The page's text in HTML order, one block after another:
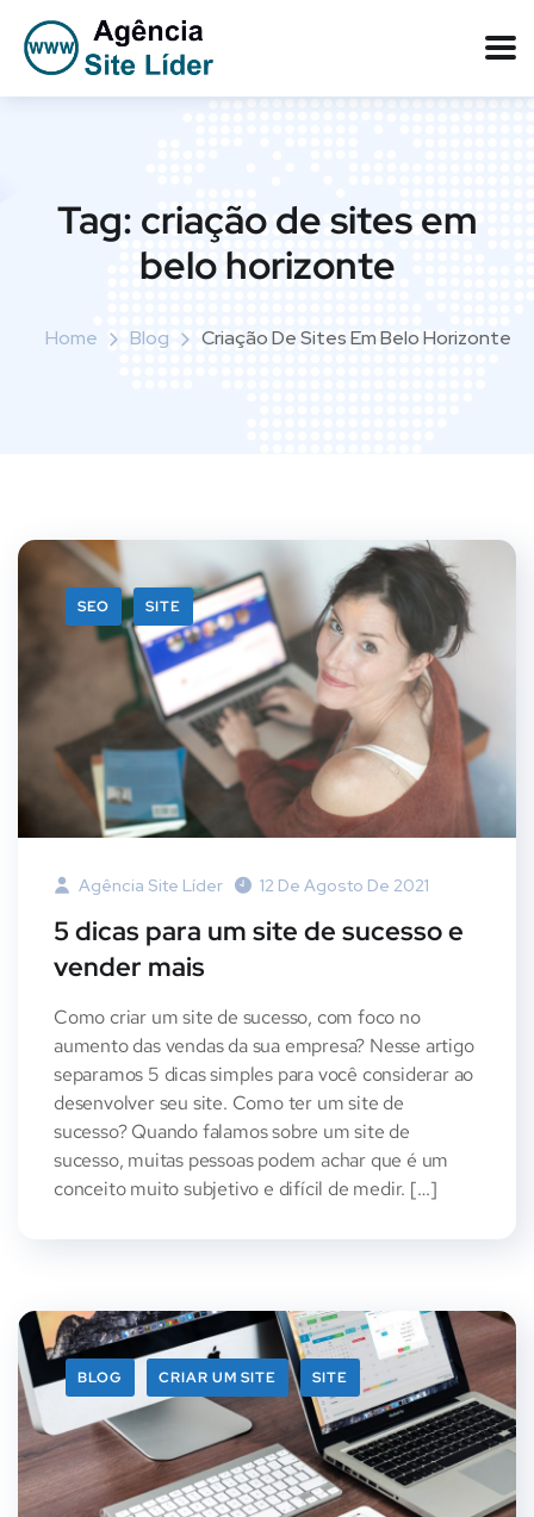
Tag: criação de sites em
belo horizonte
Home Blog Criação De Sites Em Belo Horizonte
SEO SITE
Agência Site Líder 12 De Agosto De 2021
5 dicas para um site de sucesso e
vender mais
Como criar um site de sucesso, com foco no
aumento das vendas da sua empresa? Nesse artigo
separamos 5 dicas simples para você considerar ao
desenvolver seu site. Como ter um site de
sucesso? Quando falamos sobre um site de
sucesso, muitas pessoas podem achar que é um
conceito muito subjetivo e difícil de medir. […]
BLOG CRIAR UM SITE SITE